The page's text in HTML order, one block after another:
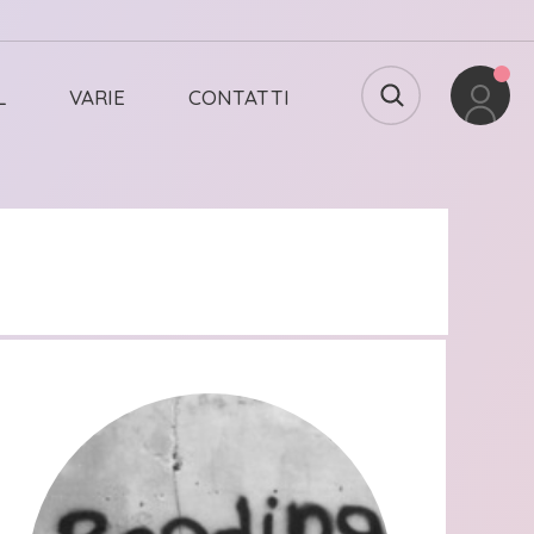
VARIE CONTATTI